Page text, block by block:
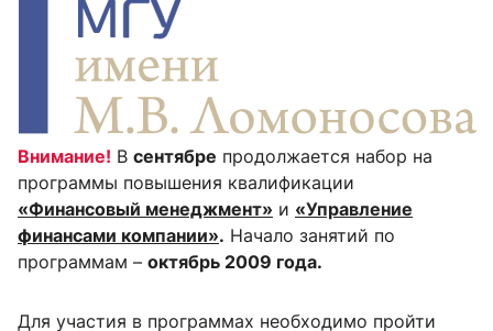
Внимание! В сентябре продолжается набор на
программы повышения квалификации
«Финансовый менеджмент» и «Управление
финансами компании». Начало занятий по
программам – октябрь 2009 года.
Для участия в программах необходимо пройти